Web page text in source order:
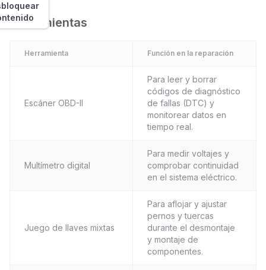
Herramientas
Herramienta Función en la reparación
Escáner OBD-II
Para leer y borrar
códigos de diagnóstico
de fallas (DTC) y
monitorear datos en
tiempo real.
Multímetro digital
Para medir voltajes y
comprobar continuidad
en el sistema eléctrico.
Juego de llaves mixtas
Para aflojar y ajustar
pernos y tuercas
durante el desmontaje
y montaje de
componentes.